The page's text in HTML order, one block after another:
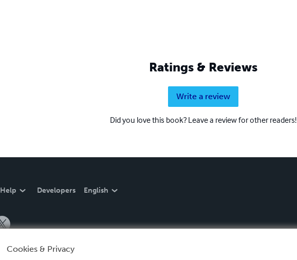
Ratings & Reviews
Write a review
Did you love this book? Leave a review for other readers!
Help Developers English
Cookies & Privacy